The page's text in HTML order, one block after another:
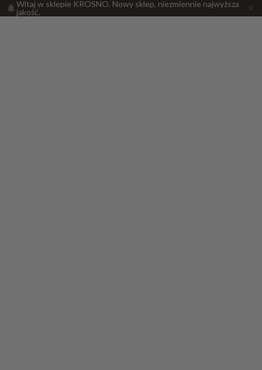
Witaj w sklepie KROSNO. Nowy sklep, niezmiennie najwyższa
jakość.